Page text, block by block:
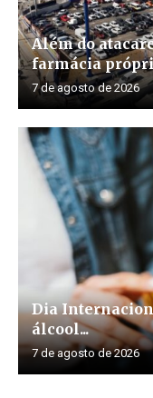
Além do
farmácia
7 de agosto de 2026
Dia
álcool...
7 de agosto de 2026